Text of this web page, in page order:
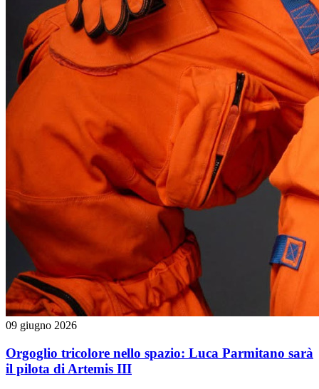
09 giugno 2026
Orgoglio tricolore nello spazio: Luca Parmitano sarà
il pilota di Artemis III